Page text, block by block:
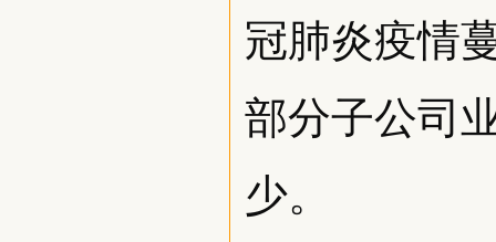
冠肺炎疫情
部分子公司
少。